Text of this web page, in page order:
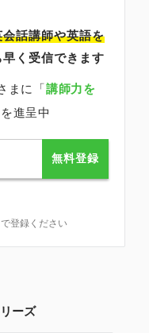
会話講師や英語を
早く受信できます
まに「講師力を
を進呈中
無料登録
登録ください
ーズ